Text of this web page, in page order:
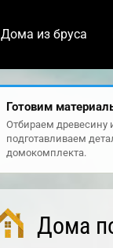
Дома из бруса
Готовим
Отбираем древесину
подготавливаем
домокомплекта.
Дома